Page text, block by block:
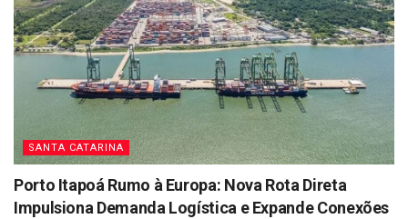
SANTA CATARINA
Porto Itapoá Rumo à Europa: Nova Rota Direta
Impulsiona Demanda Logística e Expande Conexões